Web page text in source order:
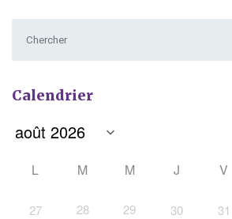
Calendrier
L M M J V
27 28 29 30 31